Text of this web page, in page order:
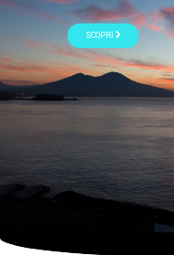
SCOPRI